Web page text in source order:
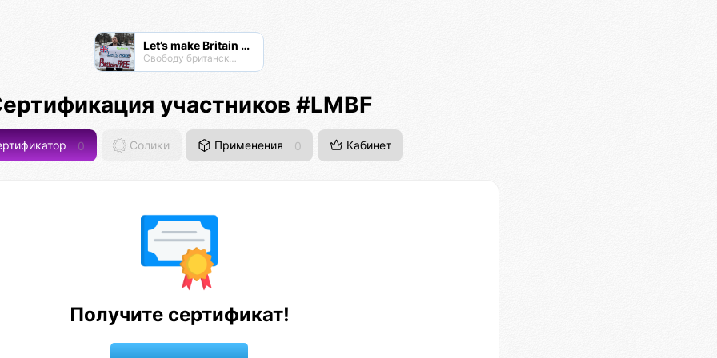
Let’s make Britain FREE!
Свободу британскому народу! #letsmakebritainfree #lmbf
участников #LMBF
0 Солики Применения 0 Кабинет
Получите сертификат!